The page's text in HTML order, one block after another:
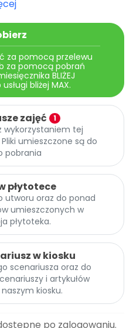
za pomocą przelewu
za pomocą pobrań
BLIŻEJ
usługi bliżej MAX.
zajęć 1
wykorzystaniem tej
umieszczone są do
pobrania
płytotece
utworu oraz do ponad
umieszczonych w
płytoteka.
w kiosku
scenariusza oraz do
i artykułów
kiosku.
po zalogowaniu.